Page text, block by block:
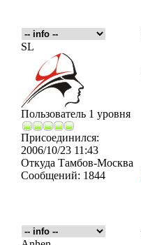
SL
Пользователь 1 уровня
Присоединился:
2006/10/23 11:43
Откуда Тамбов-Москва
Сообщений: 1844